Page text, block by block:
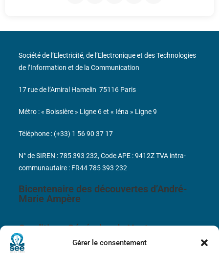
Gérer le consentement
Bicentenaire des découvertes d’André-
Marie Ampère
Conditions Générales de Vente
Société de l’Electricité, de l’Electronique et des Technologies
de l’Information et de la Communication
17 rue de l’Amiral Hamelin 75116 Paris
Métro : « Boissière » Ligne 6 et « Iéna » Ligne 9
Téléphone : (+33) 1 56 90 37 17
N° de SIREN : 785 393 232, Code APE : 9412Z TVA intra-
communautaire : FR44 785 393 232